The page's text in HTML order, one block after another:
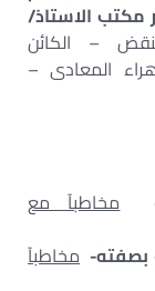
مكتب الاستاذ/
– الكائن
زهراء المعادى –
مخاطبآ مع
بصفته- مخاطبآ